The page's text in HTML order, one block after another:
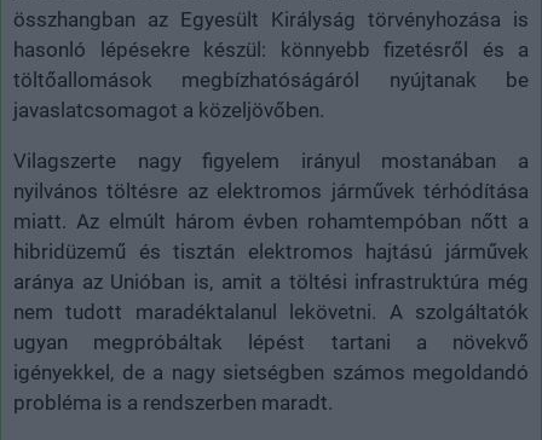
összhangban az Egyesült Királyság törvényhozása is
hasonló lépésekre készül: könnyebb fizetésről és a
töltőallomások megbízhatóságáról nyújtanak be
javaslatcsomagot a közeljövőben.
Vilagszerte nagy figyelem irányul mostanában a
nyilvános töltésre az elektromos járművek térhódítása
miatt. Az elmúlt három évben rohamtempóban nőtt a
hibridüzemű és tisztán elektromos hajtású járművek
aránya az Unióban is, amit a töltési infrastruktúra még
nem tudott maradéktalanul lekövetni. A szolgáltatók
ugyan megpróbáltak lépést tartani a növekvő
igényekkel, de a nagy sietségben számos megoldandó
probléma is a rendszerben maradt.